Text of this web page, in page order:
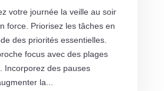
votre journée la veille au soir
force. Priorisez les tâches en
des priorités essentielles.
focus avec des plages
Incorporez des pauses
la...